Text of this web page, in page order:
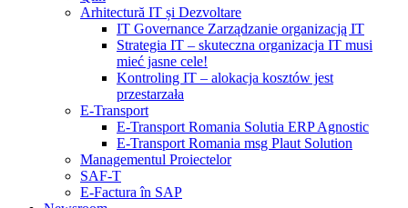
Arhitectură IT și Dezvoltare
IT Governance Zarządzanie organizacją IT
Strategia IT – skuteczna organizacja IT musi
mieć jasne cele!
Kontroling IT – alokacja kosztów jest
przestarzała
E-Transport
E-Transport Romania Solutia ERP Agnostic
E-Transport Romania msg Plaut Solution
Managementul Proiectelor
SAF-T
E-Factura în SAP